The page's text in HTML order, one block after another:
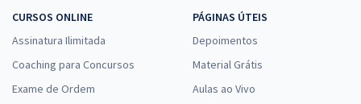
CURSOS ONLINE
Assinatura Ilimitada
Coaching para Concursos
Exame de Ordem
PÁGINAS ÚTEIS
Depoimentos
Material Grátis
Aulas ao Vivo